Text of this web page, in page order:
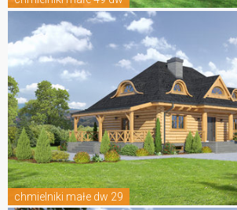
chmielniki małe dw 29